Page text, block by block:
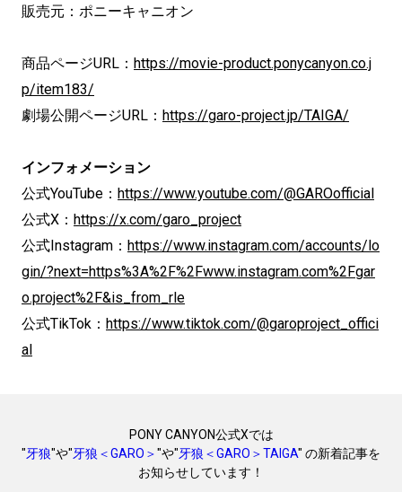
販売元：ポニーキャニオン
商品ページURL： https://movie-product.ponycanyon.co.j
p/item183/
劇場公開ページURL： https://garo-project.jp/TAIGA/
インフォメーション
公式YouTube： https://www.youtube.com/@GAROofficial
公式X： https://x.com/garo_project
公式Instagram： https://www.instagram.com/accounts/lo
gin/?next=https%3A%2F%2Fwww.instagram.com%2Fgar
o.project%2F&is_from_rle
公式TikTok： https://www.tiktok.com/@garoproject_offici
al
PONY CANYON公式Xでは
"牙狼"や"牙狼＜GARO＞"や"牙狼＜GARO＞TAIGA" の新着記事を
お知らせしています！